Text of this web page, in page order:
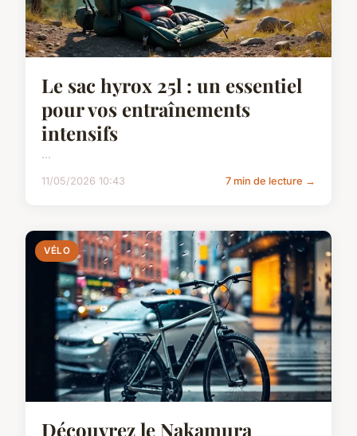
Le sac hyrox 25l : un essentiel
pour vos entraînements
intensifs
...
11/05/2026 10:43 7 min de lecture →
VÉLO
Découvrez le Nakamura